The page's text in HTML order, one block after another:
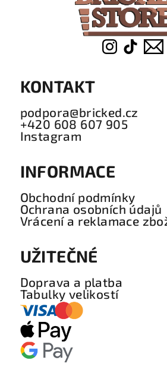
KONTAKT
podpora@bricked.cz
+420 608 607 905
Instagram
INFORMACE
Obchodní podmínky
Ochrana osobních údajů
Vrácení a reklamace
UŽITEČNÉ
Doprava a platba
Tabulky velikostí